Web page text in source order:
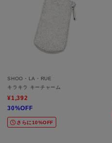
SHOO・LA・RUE
キラキラ キーチャーム
¥1,392
30%OFF
さらに10%OFF